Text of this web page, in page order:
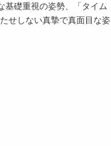
基礎重視の姿勢、「タイム
せしない真摯で真面目な姿